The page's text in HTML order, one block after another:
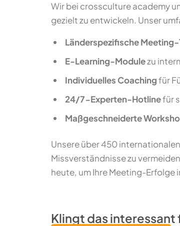
Wir bei crossculture academy
gezielt zu entwickeln. Unser
Länderspezifische Meeting-
E-Learning-Modulezu
Individuelles Coachingfür
24/7-Experten-Hotlinefür
Maßgeschneiderte
Unsere über 450
Missverständnisse zu
heute, um Ihre Meeting-Erfolge
Klingt das interessant